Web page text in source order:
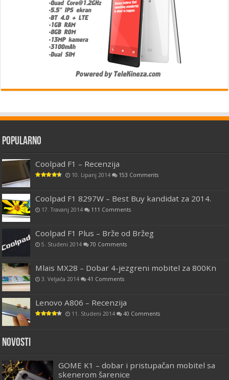
Popularno
Coolpad F1 – Recenzija
10. Lipanj 2014 153 Comments
Coolpad F1 8297W – Best Buy kandidat za 2014.
17. Travanj 2014 111 Comments
Coolpad F1 Plus – Brže od Bržeg
5. Studeni 2014 70 Comments
Mlais MX28 – Dobar 4-jezgreni mobitel za 800Kn
3. Veljača 2014 41 Comments
Lenovo A806 – Recenzija
11. Studeni 2014 40 Comments
Novosti
GOME K1 – dobar i pristupačan mobitel sa
skenerom šarenice